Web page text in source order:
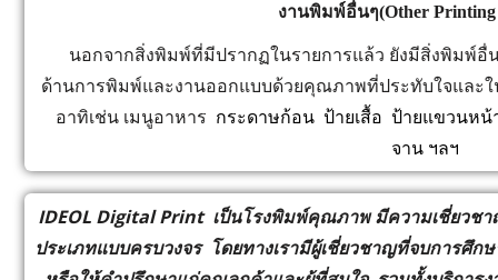
งานพิมพ์อื่นๆ(Other Printing
นอกจากสิ่งพิมพ์ที่มีปรากฏในรายการแล้ว ยังมีสิ่งพิมพ์อื่น
ด้านการพิมพ์และงานออกแบบด้วยคุณภาพที่ประทับใจและใ
อาทิเช่น เมนูอาหาร กระดาษก้อน ป้ายเสื้อ ป้ายแขวนหน้
จาน ฯลฯ
IDEOL Digital Print เป็นโรงพิมพ์คุณภาพ มีความเชี่ยว
ประเภทแบบครบวงจร โดยทางเรามีผู้เชี่ยวชาญที่จบการศึ